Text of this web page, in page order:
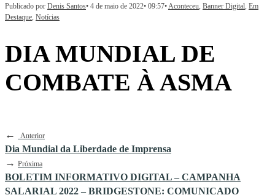
Publicado por Denis Santos• 4 de maio de 2022• 09:57•Aconteceu, Banner Digital, Em
Destaque, Notícias
DIA MUNDIAL DE
COMBATE À ASMA
← Anterior
Dia Mundial da Liberdade de Imprensa
→ Próxima
BOLETIM INFORMATIVO DIGITAL – CAMPANHA
SALARIAL 2022 – BRIDGESTONE: COMUNICADO